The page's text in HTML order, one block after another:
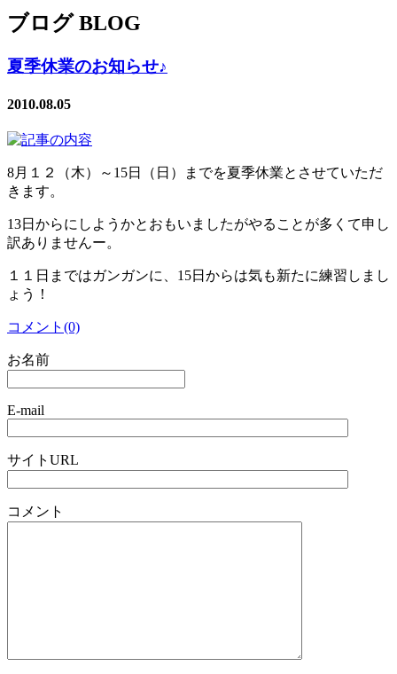
ブログ BLOG
夏季休業のお知らせ♪
2010.08.05
8月１２（木）～15日（日）までを夏季休業とさせていただ
きます。
13日からにしようかとおもいましたがやることが多くて申し
訳ありませんー。
１１日まではガンガンに、15日からは気も新たに練習しまし
ょう！
コメント(0)
お名前
E-mail
サイトURL
コメント